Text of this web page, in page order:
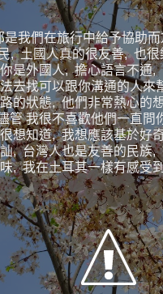
是我們在旅行中給予協助
, 土國人真的很友善, 也很
是外國人, 擔心語言不通
去找可以跟你溝通的人來
的狀態, 他們非常熱心的
管 我很不喜歡他們一直問
想知道, 我想應該基於好
, 台灣人也是友善的民族,
, 我在土耳其一樣有感受